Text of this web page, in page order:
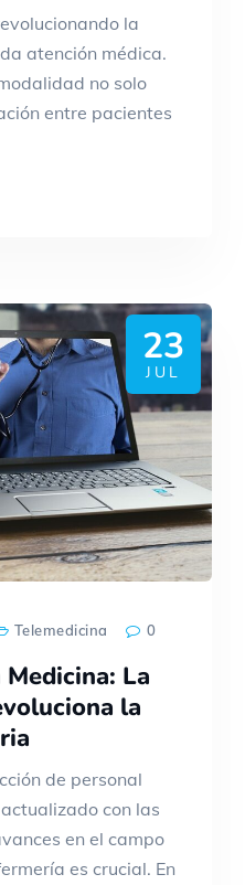
la
atención médica.
no solo
entre pacientes
23
JUL
Telemedicina 0
La
la
de personal
con las
en el campo
es crucial. En